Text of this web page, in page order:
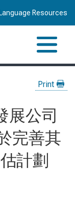
Language Resources
Print
展公司
完善其
計劃